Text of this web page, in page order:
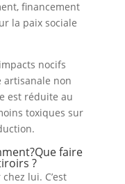
financement
la paix sociale
nocifs
artisanale non
est réduite au
toxiques sur
faire
?
lui. C’est